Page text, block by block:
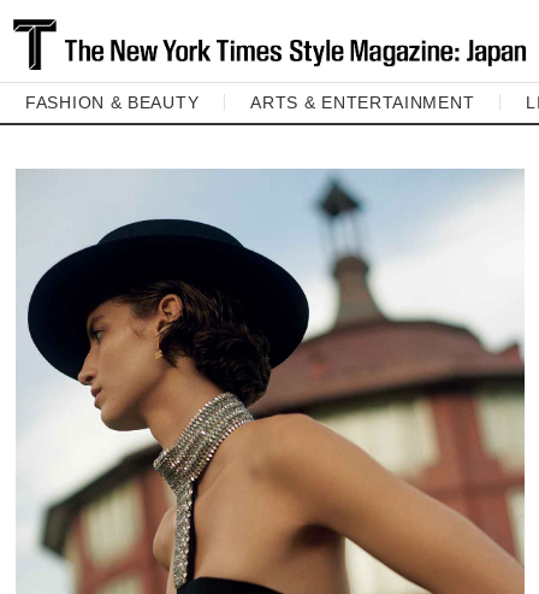
FASHION & BEAUTY ARTS & ENTERTAINMENT